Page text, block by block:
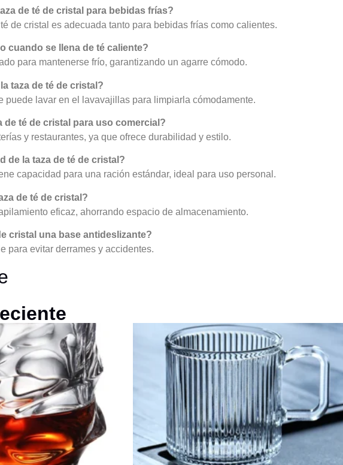
de té de cristal para bebidas frías?
de cristal es adecuada tanto para bebidas frías como calientes.
cuando se llena de té caliente?
para mantenerse frío, garantizando un agarre cómodo.
taza de té de cristal?
puede lavar en el lavavajillas para limpiarla cómodamente.
de té de cristal para uso comercial?
y restaurantes, ya que ofrece durabilidad y estilo.
de la taza de té de cristal?
capacidad para una ración estándar, ideal para uso personal.
de té de cristal?
eficaz, ahorrando espacio de almacenamiento.
cristal una base antideslizante?
para evitar derrames y accidentes.